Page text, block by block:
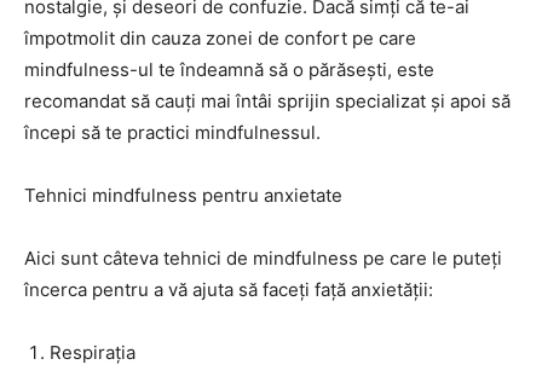
nostalgie, și deseori de confuzie. Dacă simți că te-ai
împotmolit din cauza zonei de confort pe care
mindfulness-ul te îndeamnă să o părăsești, este
recomandat să cauți mai întâi sprijin specializat și apoi să
începi să te practici mindfulnessul.
Tehnici mindfulness pentru anxietate
Aici sunt câteva tehnici de mindfulness pe care le puteți
încerca pentru a vă ajuta să faceți față anxietății:
Respirația